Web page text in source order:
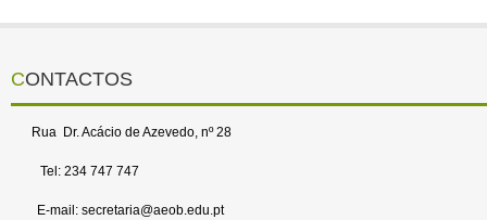
CONTACTOS
Rua Dr. Acácio de Azevedo, nº 28
Tel: 234 747 747
E-mail: secretaria@aeob.edu.pt